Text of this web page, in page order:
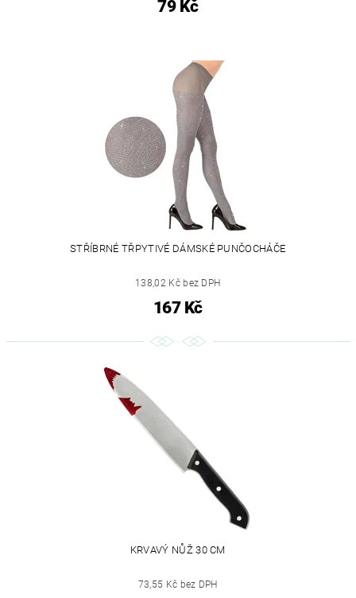
79 Kč
STŘÍBRNÉ TŘPYTIVÉ DÁMSKÉ PUNČOCHÁČE
138,02 Kč bez DPH
167 Kč
KRVAVÝ NŮŽ 30 CM
73,55 Kč bez DPH